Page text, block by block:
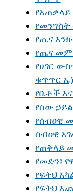
የጤና
የጤና
የሀገር
ቁጥጥር
የቤቶች
የሰው
የሰብዐዊ
ሰብዐዊ
የጠቅላይ
የመድን፣
የፍትህ
የፍትህ